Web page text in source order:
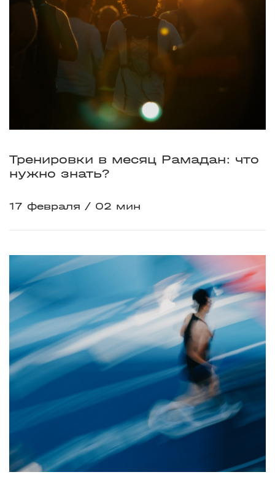
Тренировки в месяц Рамадан: что
нужно знать?
17 февраля 02 мин